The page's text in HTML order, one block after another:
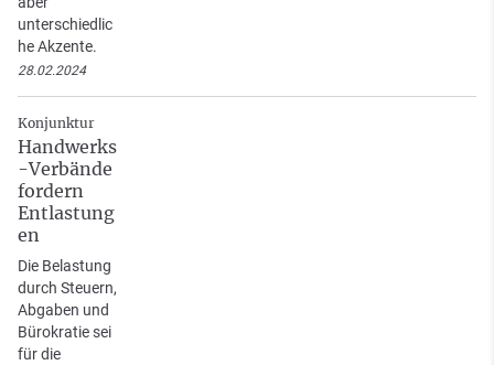
unterschiedlic
he Akzente.
28.02.2024
Konjunktur
Handwerks
-Verbände
fordern
Entlastung
en
Die Belastung
durch Steuern,
Abgaben und
Bürokratie sei
für die